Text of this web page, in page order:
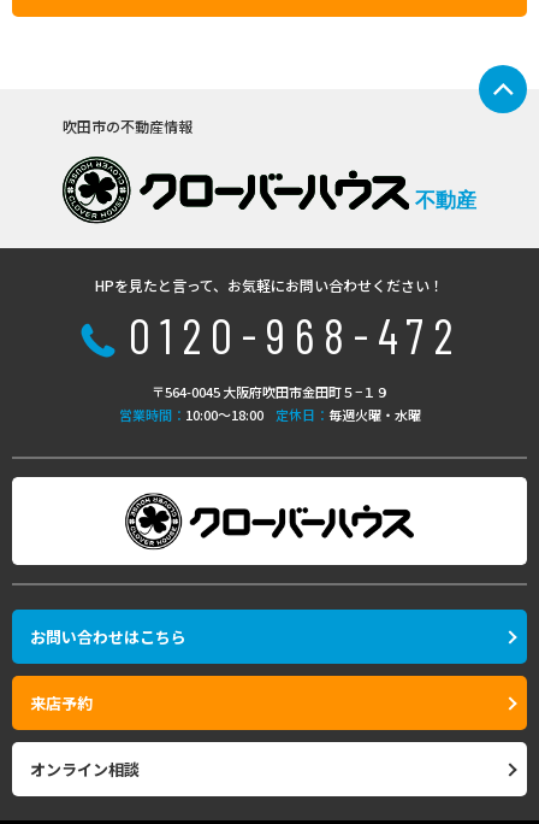
吹田市の不動産情報
不動産
HPを見たと言って、お気軽にお問い合わせください！
0120-968-472
〒564-0045 大阪府吹田市金田町５−１９
営業時間： 10:00〜18:00 定休日： 毎週火曜・水曜
お問い合わせはこちら
来店予約
オンライン相談